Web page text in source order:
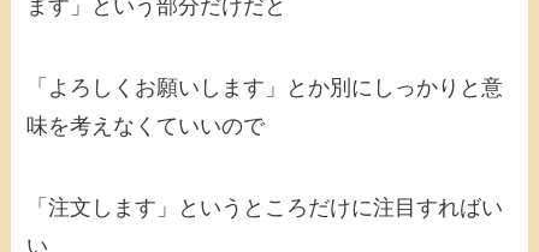
ます」という部分だけだと
「よろしくお願いします」とか別にしっかりと意
味を考えなくていいので
「注文します」というところだけに注目すればい
い